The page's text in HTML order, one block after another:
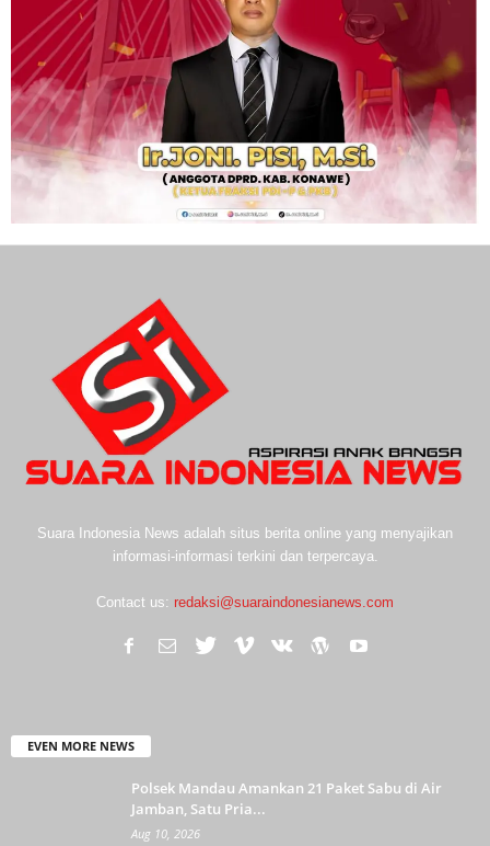
Suara Indonesia News adalah situs berita online yang menyajikan
informasi-informasi terkini dan terpercaya.
Contact us: redaksi@suaraindonesianews.com
EVEN MORE NEWS
Polsek Mandau Amankan 21 Paket Sabu di Air
Jamban, Satu Pria...
Aug 10, 2026